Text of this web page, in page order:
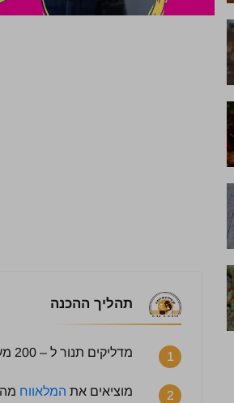
תהליך ההכנה
1 מדליקים תנור ל – 200 מעלות חום.
2 מוציאים את המלאווח